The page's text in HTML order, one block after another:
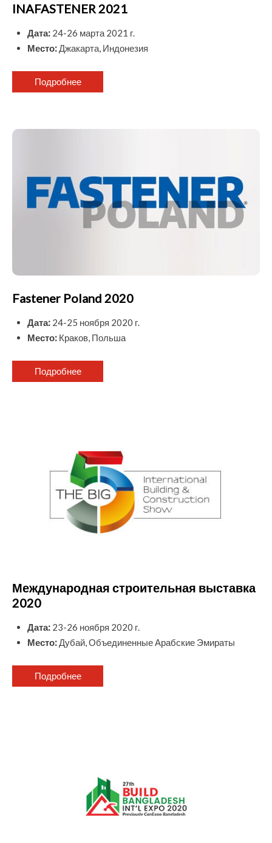
INAFASTENER 2021
Дата: 24-26 марта 2021 г.
Место: Джакарта, Индонезия
Подробнее
Fastener Poland 2020
Дата: 24-25 ноября 2020 г.
Место: Краков, Польша
Подробнее
Международная строительная выставка
2020
Дата: 23-26 ноября 2020 г.
Место:Дубай, Объединенные Арабские Эмираты
Подробнее